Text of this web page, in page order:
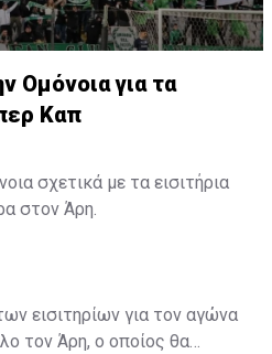
Ομόνοια για τα
Καπ
σχετικά με τα εισιτήρια
στον Άρη.
εισιτηρίων για τον αγώνα
τον Άρη, ο οποίος θα